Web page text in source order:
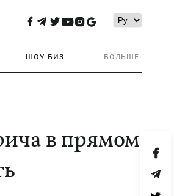
ШОУ-БИЗ БОЛЬШЕ
в прямом